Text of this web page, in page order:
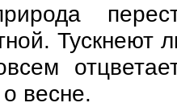
Тускнеют
весне.